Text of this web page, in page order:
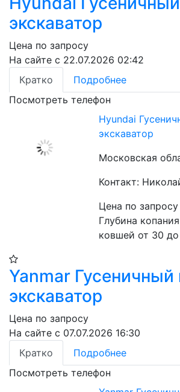
экскаватор
Цена по запросу
На сайте с 22.07.2026 02:42
Кратко
Подробнее
Посмотреть телефон
Hyundai
экскаватор
Московская
Контакт:
Цена по запросу
Глубина
ковшей от 30
Yanmar
экскаватор
Цена по запросу
На сайте с 07.07.2026 16:30
Кратко
Подробнее
Посмотреть телефон